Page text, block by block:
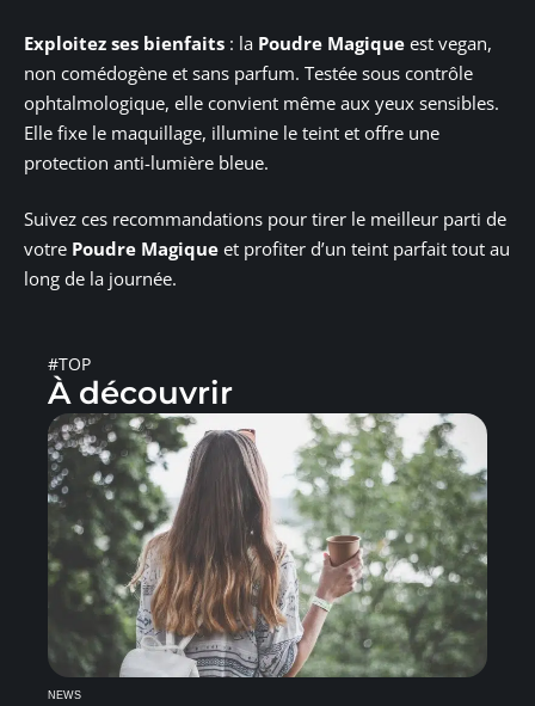
Exploitez ses bienfaits : la Poudre Magique est vegan,
non comédogène et sans parfum. Testée sous contrôle
ophtalmologique, elle convient même aux yeux sensibles.
Elle fixe le maquillage, illumine le teint et offre une
protection anti-lumière bleue.
Suivez ces recommandations pour tirer le meilleur parti de
votre Poudre Magique et profiter d’un teint parfait tout au
long de la journée.
#TOP
À découvrir
NEWS